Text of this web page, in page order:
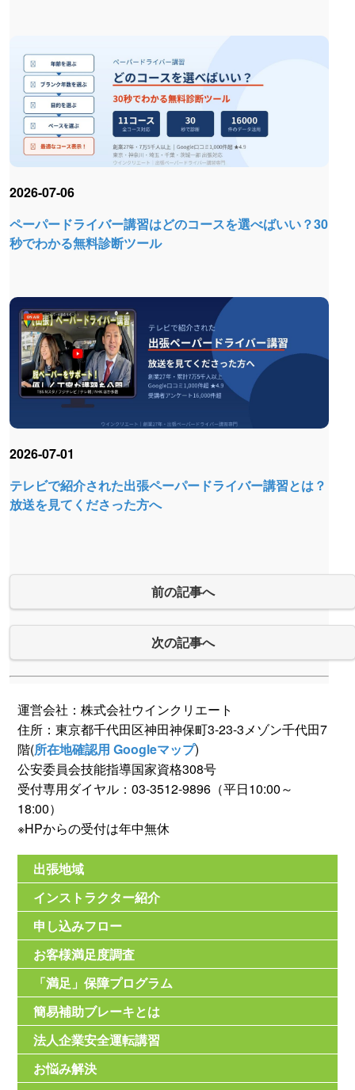
ペーパードライバー講習はどのコースを選べばいい？30
秒でわかる無料診断ツール
2026-07-06
テレビで紹介された出張ペーパードライバー講習とは？
放送を見てくださった方へ
2026-07-01
前の記事へ
次の記事へ
運営会社：株式会社ウインクリエート
住所：東京都千代田区神田神保町3-23-3メゾン千代田7
階(所在地確認用 Googleマップ)
公安委員会技能指導国家資格308号
受付専用ダイヤル：03-3512-9896（平日10:00～
18:00）
※HPからの受付は年中無休
出張地域
インストラクター紹介
申し込みフロー
お客様満足度調査
「満足」保障プログラム
簡易補助ブレーキとは
法人企業安全運転講習
お悩み解決